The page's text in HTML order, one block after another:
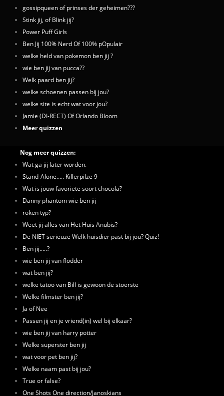
gossipqueen of prinses der geheimen???
Stink jij, of Blink jij?
Power Puff Girls
Ben Jij 100% Nerd Of 100% pOpulair
welke held van pokemon ben jij ?
wie ben jij van pucca??
Welk paard ben jij?
welke schoenen passen bij jou?
welke site is echt wat voor jou?
Jamie (DI-RECT) Of Orlando Bloom
Meer quizzen
Nog meer quizzen:
Wat ga jij later worden.
Stand-Alone….. Killerpilze 9
Wat is jouw favoriete soort chocola?
Danny phantom wie ben jij
roken typ?
Weet jij alles van Het Huis Anubis?
De NIET serieuze Welk huisdier past bij jou? Quiz!
Ben jij.....?
wie ben jij van flodder
wat ben jij?
welke tatoo van Bill is gewoon de stoerste
Welke filmster ben jij?
Ja of Nee
Passen jij en je vriend(in) wel bij elkaar?
wie ben jij van harry potter
Welke superster ben jij
wat voor pet ben jij?
Welke naam past bij jou?
True or false?
One Shots One direction/Janoskians